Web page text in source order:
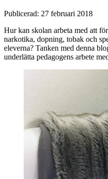
Publicerad: 27 februari 2018
Hur kan skolan arbeta med att
narkotika, dopning, tobak och
eleverna? Tanken med denna
underlätta pedagogens arbete